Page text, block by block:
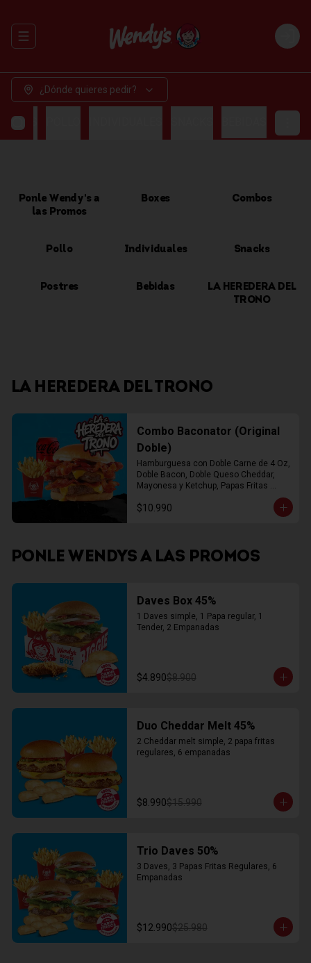
Abrir menu de navegación Login
¿Dónde quieres pedir?
Ponle Wendy's a
las Promos
Boxes Combos
Pollo Individuales Snacks
Postres Bebidas
LA HEREDERA DEL
TRONO
LA HEREDERA DEL TRONO
Combo Baconator (Original
Doble)
Hamburguesa con Doble Carne de 4 Oz,
Doble Bacon, Doble Queso Cheddar,
Mayonesa y Ketchup, Papas Fritas
$10.990
PONLE WENDYS A LAS PROMOS
Daves Box 45%
1 Daves simple, 1 Papa regular, 1
Tender, 2 Empanadas
$4.890$8.900
Duo Cheddar Melt 45%
2 Cheddar melt simple, 2 papa fritas
regulares, 6 empanadas
$8.990$15.990
Trio Daves 50%
3 Daves, 3 Papas Fritas Regulares, 6
Empanadas
$12.990$25.980